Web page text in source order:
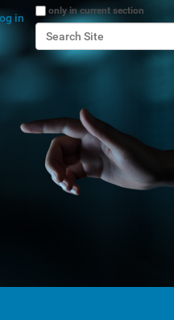
Search Site
only in current section
Advanced Search…
in